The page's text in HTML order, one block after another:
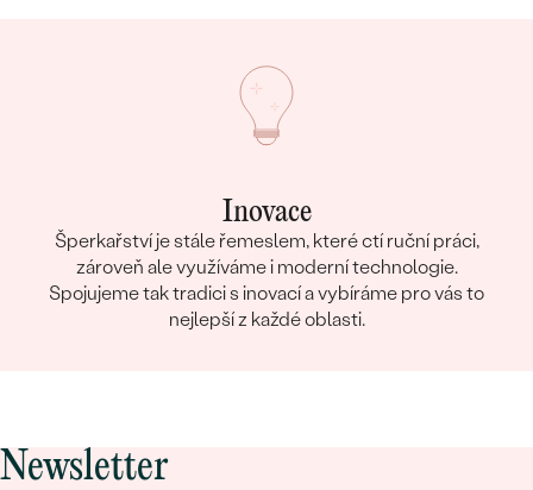
Inovace
Šperkařství je stále řemeslem, které ctí ruční práci,
zároveň ale využíváme i moderní technologie.
Spojujeme tak tradici s inovací a vybíráme pro vás to
nejlepší z každé oblasti.
Newsletter